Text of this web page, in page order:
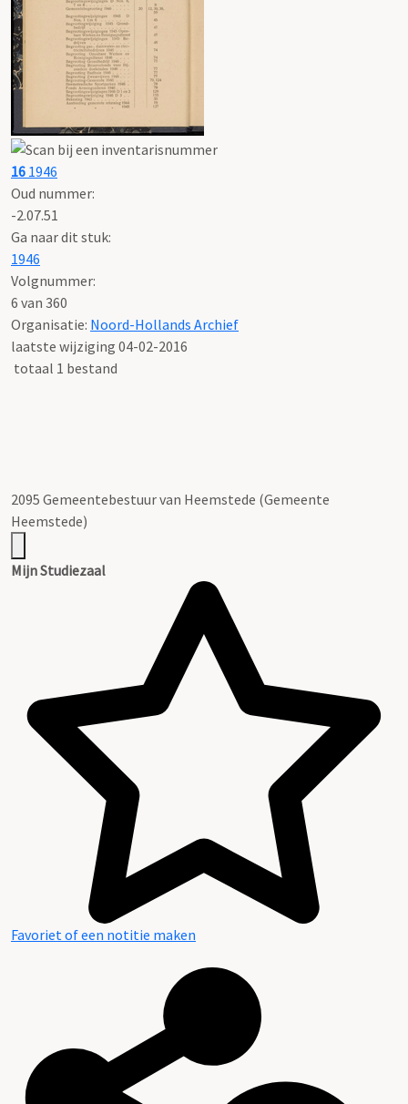
16 1946
Oud nummer:
-2.07.51
Ga naar dit stuk:
1946
Volgnummer:
6 van 360
Organisatie: Noord-Hollands Archief
laatste wijziging 04-02-2016
totaal 1 bestand
2095 Gemeentebestuur van Heemstede (Gemeente
Heemstede)
Mijn Studiezaal
Favoriet of een notitie maken